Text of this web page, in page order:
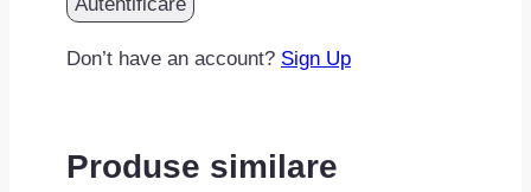
Don’t have an account? Sign Up
Produse similare